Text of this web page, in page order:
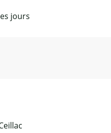
jours